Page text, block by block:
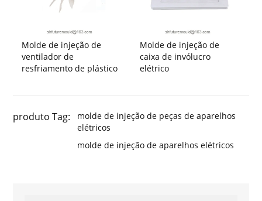
Molde de injeção de
ventilador de
resfriamento de plástico
Molde de injeção de
caixa de invólucro
elétrico
produto Tag:
molde de injeção de peças de aparelhos
elétricos
molde de injeção de aparelhos elétricos